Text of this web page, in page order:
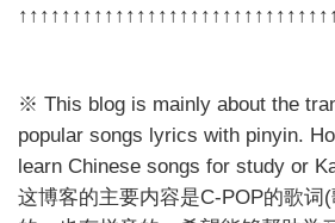
※ This blog is mainly about the
popular songs lyrics with pinyin.
learn Chinese songs for study or
这博客的主要内容是C-POP的歌词